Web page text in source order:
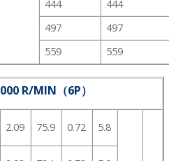
444
444
497
497
559 559
R/MIN（6P）
2.09 75.9 0.72 5.8